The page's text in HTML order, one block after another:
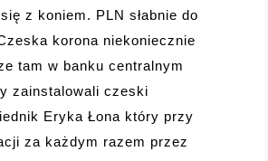
z koniem. PLN słabnie do
korona niekoniecznie
tam w banku centralnym
zainstalowali czeski
Eryka Łona który przy
za każdym razem przez